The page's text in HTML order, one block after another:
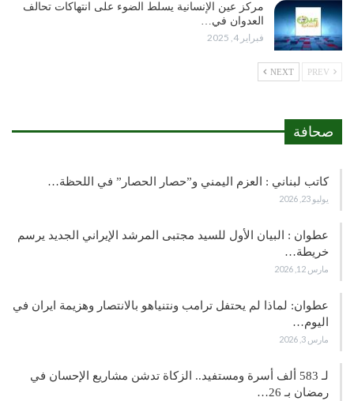
مركز عين الإنسانية يسلط الضوء على انتهاكات تحالف
العدوان في…
فبراير 4, 2025
NEXT
صحافة
كاتب لبناني : العزم اليمني و”حصار الحصار” في اللحظة…
يوليو 23, 2026
عطوان : البيان الأول للسيد مجتبى المرشد الإيراني الجديد يرسم
خريطة…
مارس 12, 2026
عطوان: لماذا لم يحتفل ترامب ونتنياهو بالانتصار وهزيمة ايران في
اليوم…
مارس 3, 2026
لـ 583 ألف أسرة ومستفيد.. الزكاة تدشن مشاريع الإحسان في
رمضان بـ 26…